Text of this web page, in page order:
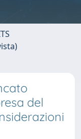
del